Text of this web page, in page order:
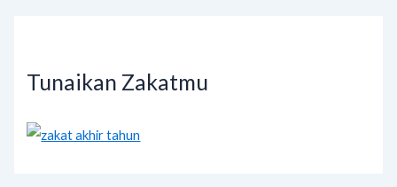
Tunaikan Zakatmu